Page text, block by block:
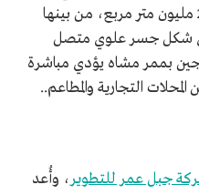
فندقيًا، تفوق مساحتها البنائية 2.5 مليون متر مربع، من بينها
شكل جسر علوي متصل
بممر مشاه يؤدي مباشرة
التجارية والمطاعم..
جبل عمر للتطوير، وأُعد